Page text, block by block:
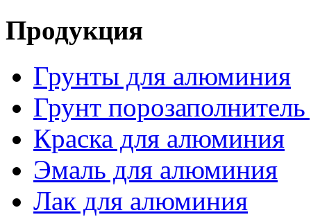
Продукция
Грунты для алюминия
Грунт
Краска для алюминия
Эмаль для алюминия
Лак для алюминия